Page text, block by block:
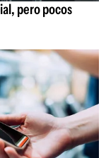
pero pocos